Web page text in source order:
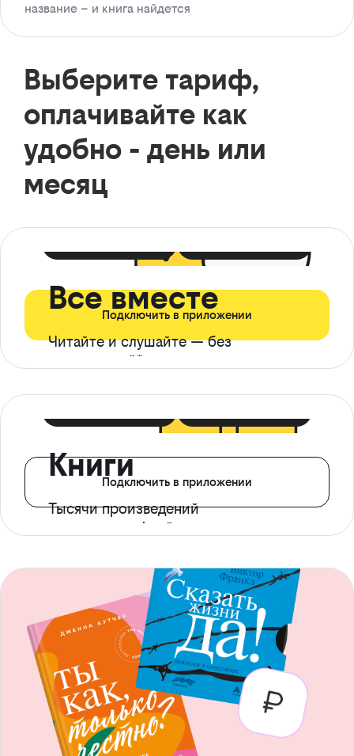
название – и книга найдется
Выберите тариф,
оплачивайте как
удобно - день или
месяц
Все вместе
Читайте и слушайте — без
ограничений*
Подключить в приложении
Книги
Тысячи произведений
с доступом офлайн
Подключить в приложении